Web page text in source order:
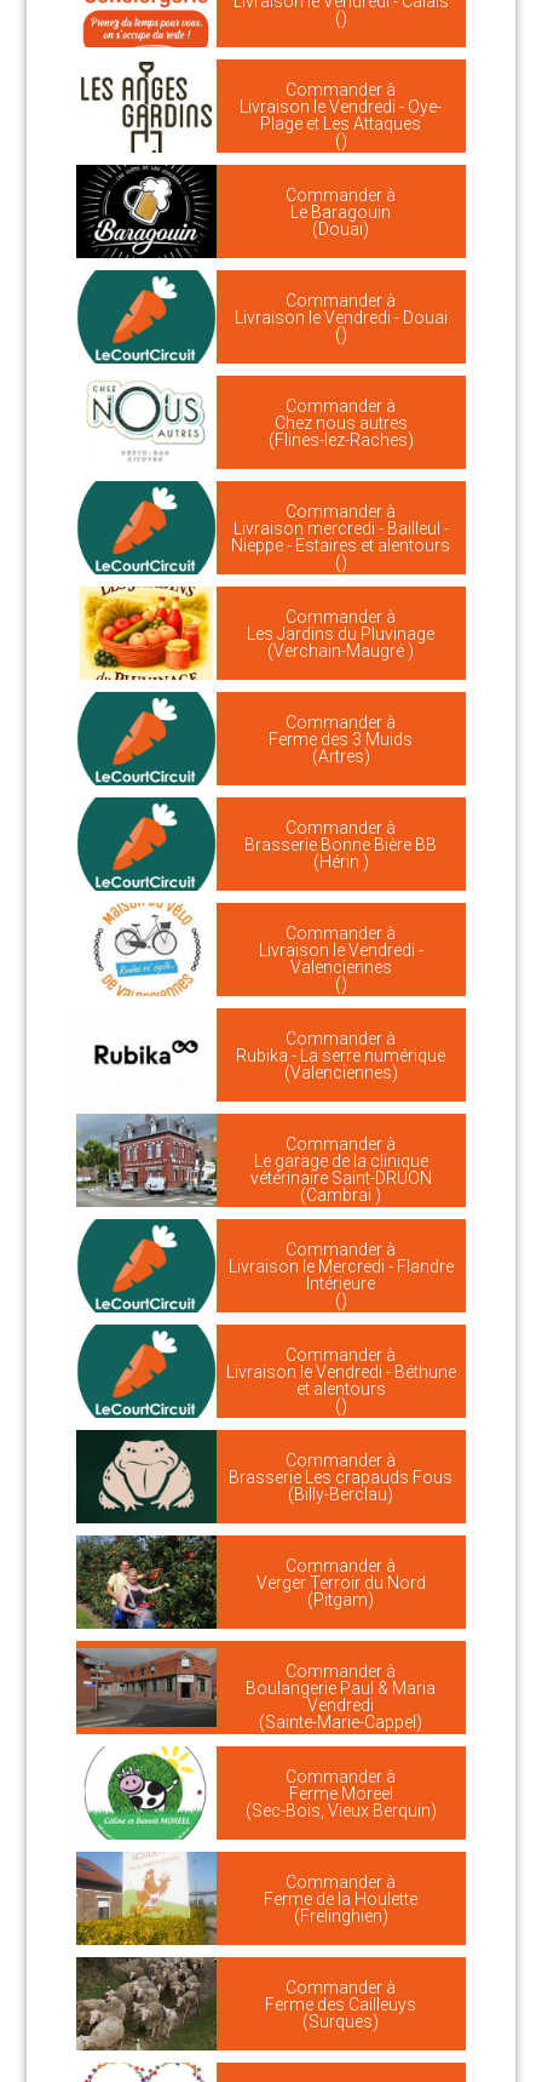
()
Commander à
Livraison le Vendredi - Oye-
Plage et Les Attaques
()
Commander à
Le Baragouin
(Douai)
Commander à
Livraison le Vendredi - Douai
()
Commander à
Chez nous autres
(Flines-lez-Raches)
Commander à
Livraison mercredi - Bailleul -
Nieppe - Estaires et alentours
()
Commander à
Les Jardins du Pluvinage
(Verchain-Maugré )
Commander à
Ferme des 3 Muids
(Artres)
Commander à
Brasserie Bonne Bière BB
(Hérin )
Commander à
Livraison le Vendredi -
Valenciennes
()
Commander à
Rubika - La serre numérique
(Valenciennes)
Commander à
Le garage de la clinique
vétérinaire Saint-DRUON
(Cambrai )
Commander à
Livraison le Mercredi - Flandre
Intérieure
()
Commander à
Livraison le Vendredi - Béthune
et alentours
()
Commander à
Brasserie Les crapauds Fous
(Billy-Berclau)
Commander à
Verger Terroir du Nord
(Pitgam)
Commander à
Boulangerie Paul & Maria
Vendredi
(Sainte-Marie-Cappel)
Commander à
Ferme Moreel
(Sec-Bois, Vieux Berquin)
Commander à
Ferme de la Houlette
(Frelinghien)
Commander à
Ferme des Cailleuys
(Surques)